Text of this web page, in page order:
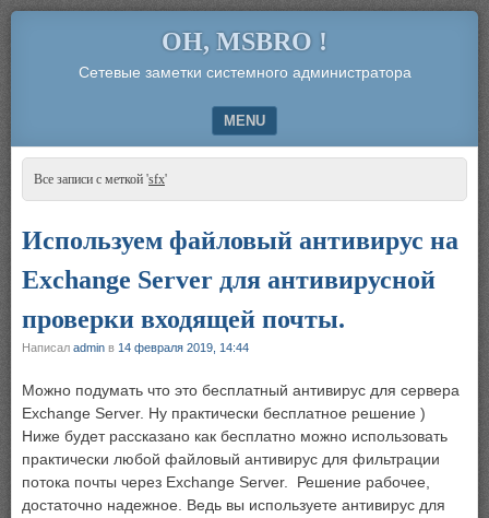
OH, MSBRO !
Сетевые заметки системного администратора
MENU
SKIP TO CONTENT
Все записи с меткой 'sfx'
Используем файловый антивирус на
Exchange Server для антивирусной
проверки входящей почты.
Написал admin в 14 февраля 2019, 14:44
Можно подумать что это бесплатный антивирус для сервера
Exchange Server. Ну практически бесплатное решение )
Ниже будет рассказано как бесплатно можно использовать
практически любой файловый антивирус для фильтрации
потока почты через Exchange Server. Решение рабочее,
достаточно надежное. Ведь вы используете антивирус для